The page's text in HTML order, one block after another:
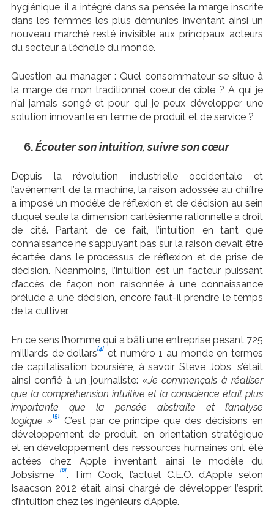
hygiénique, il a intégré dans sa pensée la marge inscrite
dans les femmes les plus démunies inventant ainsi un
nouveau marché resté invisible aux principaux acteurs
du secteur à l’échelle du monde.
Question au manager : Quel consommateur se situe à
la marge de mon traditionnel coeur de cible ? A qui je
n’ai jamais songé et pour qui je peux développer une
solution innovante en terme de produit et de service ?
Écouter son intuition, suivre son cœur
Depuis la révolution industrielle occidentale et
l’avènement de la machine, la raison adossée au chiffre
a imposé un modèle de réflexion et de décision au sein
duquel seule la dimension cartésienne rationnelle a droit
de cité. Partant de ce fait, l’intuition en tant que
connaissance ne s’appuyant pas sur la raison devait être
écartée dans le processus de réflexion et de prise de
décision. Néanmoins, l’intuition est un facteur puissant
d’accès de façon non raisonnée à une connaissance
prélude à une décision, encore faut-il prendre le temps
de la cultiver.
En ce sens l’homme qui a bâti une entreprise pesant 725
milliards de dollars[4] et numéro 1 au monde en termes
de capitalisation boursière, à savoir Steve Jobs, s’était
ainsi confié à un journaliste: «Je commençais à réaliser
que la compréhension intuitive et la conscience était plus
importante que la pensée abstraite et l’analyse
logique » [5]
C’est par ce principe que des décisions en
développement de produit, en orientation stratégique
et en développement des ressources humaines ont été
actées chez Apple inventant ainsi le modèle du
Jobsisme
[6]. Tim Cook, l’actuel C.E.O. d’Apple selon
Isaacson 2012 était ainsi chargé de développer l’esprit
d’intuition chez les ingénieurs d’Apple.